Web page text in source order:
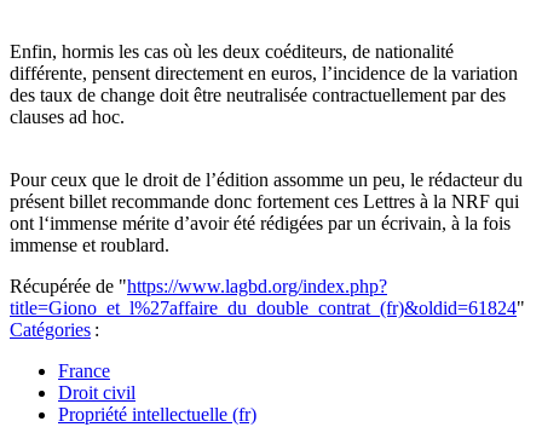
Enfin, hormis les cas où les deux coéditeurs, de nationalité
différente, pensent directement en euros, l’incidence de la variation
des taux de change doit être neutralisée contractuellement par des
clauses ad hoc.
Pour ceux que le droit de l’édition assomme un peu, le rédacteur du
présent billet recommande donc fortement ces Lettres à la NRF qui
ont l‘immense mérite d’avoir été rédigées par un écrivain, à la fois
immense et roublard.
Récupérée de "https://www.lagbd.org/index.php?
title=Giono_et_l%27affaire_du_double_contrat_(fr)&oldid=61824"
Catégories :
France
Droit civil
Propriété intellectuelle (fr)